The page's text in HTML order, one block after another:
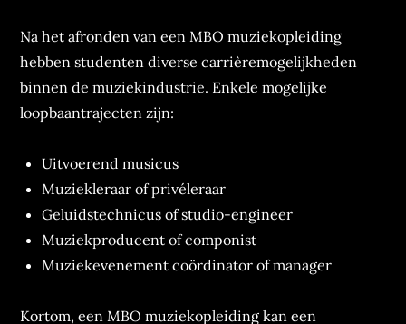
Na het afronden van een MBO muziekopleiding
hebben studenten diverse carrièremogelijkheden
binnen de muziekindustrie. Enkele mogelijke
loopbaantrajecten zijn:
Uitvoerend musicus
Muziekleraar of privéleraar
Geluidstechnicus of studio-engineer
Muziekproducent of componist
Muziekevenement coördinator of manager
Kortom, een MBO muziekopleiding kan een